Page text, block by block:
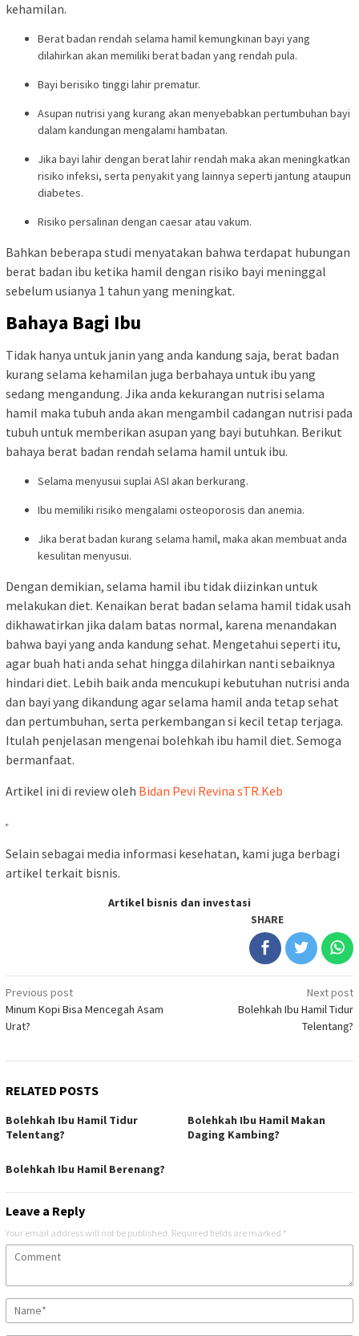
kehamilan.
Berat badan rendah selama hamil kemungkinan bayi yang
dilahirkan akan memiliki berat badan yang rendah pula.
Bayi berisiko tinggi lahir prematur.
Asupan nutrisi yang kurang akan menyebabkan pertumbuhan bayi
dalam kandungan mengalami hambatan.
Jika bayi lahir dengan berat lahir rendah maka akan meningkatkan
risiko infeksi, serta penyakit yang lainnya seperti jantung ataupun
diabetes.
Risiko persalinan dengan caesar atau vakum.
Bahkan beberapa studi menyatakan bahwa terdapat hubungan
berat badan ibu ketika hamil dengan risiko bayi meninggal
sebelum usianya 1 tahun yang meningkat.
Bahaya Bagi Ibu
Tidak hanya untuk janin yang anda kandung saja, berat badan
kurang selama kehamilan juga berbahaya untuk ibu yang
sedang mengandung. Jika anda kekurangan nutrisi selama
hamil maka tubuh anda akan mengambil cadangan nutrisi pada
tubuh untuk memberikan asupan yang bayi butuhkan. Berikut
bahaya berat badan rendah selama hamil untuk ibu.
Selama menyusui suplai ASI akan berkurang.
Ibu memiliki risiko mengalami osteoporosis dan anemia.
Jika berat badan kurang selama hamil, maka akan membuat anda
kesulitan menyusui.
Dengan demikian, selama hamil ibu tidak diizinkan untuk
melakukan diet. Kenaikan berat badan selama hamil tidak usah
dikhawatirkan jika dalam batas normal, karena menandakan
bahwa bayi yang anda kandung sehat. Mengetahui seperti itu,
agar buah hati anda sehat hingga dilahirkan nanti sebaiknya
hindari diet. Lebih baik anda mencukupi kebutuhan nutrisi anda
dan bayi yang dikandung agar selama hamil anda tetap sehat
dan pertumbuhan, serta perkembangan si kecil tetap terjaga.
Itulah penjelasan mengenai bolehkah ibu hamil diet. Semoga
bermanfaat.
Artikel ini di review oleh Bidan Pevi Revina sTR.Keb
Selain sebagai media informasi kesehatan, kami juga berbagi
artikel terkait bisnis.
Artikel bisnis dan investasi
SHARE
Post
navigation
Previous post
Minum Kopi Bisa Mencegah Asam
Urat?
Next post
Bolehkah Ibu Hamil Tidur
Telentang?
RELATED POSTS
Bolehkah Ibu Hamil Tidur
Telentang?
Bolehkah Ibu Hamil Makan
Daging Kambing?
Bolehkah Ibu Hamil Berenang?
Leave a Reply
Your email address will not be published. Required fields are marked *